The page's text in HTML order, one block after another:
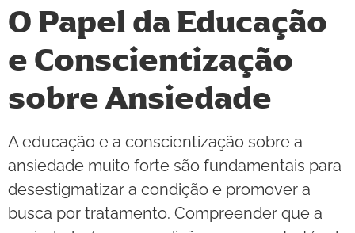
O Papel da Educação
e Conscientização
sobre Ansiedade
A educação e a conscientização sobre a
ansiedade muito forte são fundamentais para
desestigmatizar a condição e promover a
busca por tratamento. Compreender que a